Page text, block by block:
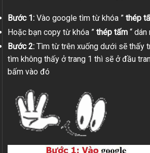
Bước 1: Vào google tìm từ khóa ” thép
Hoặc bạn copy từ khóa ” thép tấm “
Bước 2: Tìm từ trên xuống dưới sẽ thấy
tìm không thấy ở trang 1 thì sẽ ở đầu
bấm vào đó